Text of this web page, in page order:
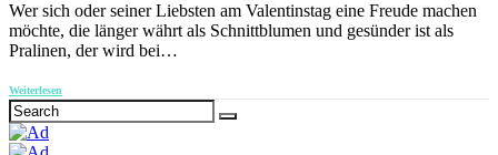
Wer sich oder seiner Liebsten am Valentinstag eine Freude machen
möchte, die länger währt als Schnittblumen und gesünder ist als
Pralinen, der wird bei…
Weiterlesen